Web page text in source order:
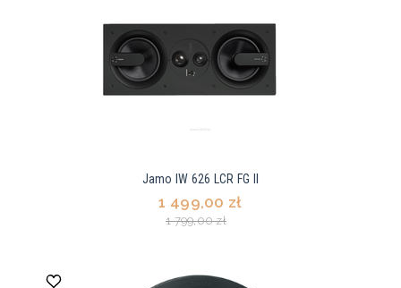
Jamo IW 626 LCR FG II
1 499,00 zł
1 799,00 zł